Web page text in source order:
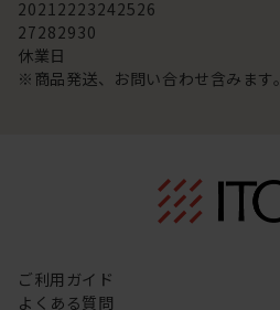
20212223242526
27282930
休業日
※商品発送、お問い合わせ含みます。
ご利用ガイド
よくある質問